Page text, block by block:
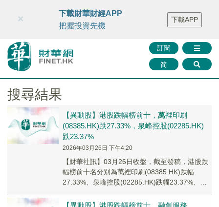
財華智庫網 FINTV FINMETA 財華證券 媒體矩陣
智庫沙龍
聯絡我們
訂閱
简
×
下載財華財經APP
把握投資先機
下載APP
搜尋結果
【異動股】港股跌幅榜前十，萬裡印刷
(08385.HK)跌27.33%，泉峰控股(02285.HK)
跌23.37%
2026年03月26日 下午4:20
【財華社訊】03月26日收盤，截至發稿，港股跌
幅榜前十名分別為萬裡印刷(08385.HK)跌幅
27.33%、泉峰控股(02285.HK)跌幅23.37%、融
【異動股】港股跌幅榜前十，融創服務